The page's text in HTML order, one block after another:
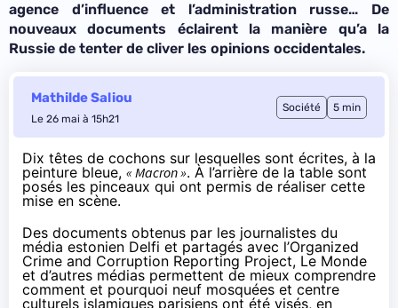
agence d’influence et l’administration russe… De
nouveaux documents éclairent la manière qu’a la
Russie de tenter de cliver les opinions occidentales.
Mathilde Saliou
Le 26 mai à 15h21
Société 5 min
Dix têtes de cochons sur lesquelles sont écrites, à la
peinture bleue, « Macron ». À l’arrière de la table sont
posés les pinceaux qui ont permis de réaliser cette
mise en scène.
Des documents obtenus par les journalistes du
média estonien Delfi et partagés avec l’Organized
Crime and Corruption Reporting Project, Le Monde
et d’autres médias permettent de mieux comprendre
comment et pourquoi neuf mosquées et centre
culturels islamiques parisiens ont été visés, en